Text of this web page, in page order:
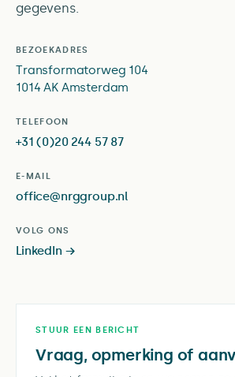
gegevens.
BEZOEKADRES
Transformatorweg 104
1014 AK Amsterdam
TELEFOON
+31 (0)20 244 57 87
E-MAIL
office@nrggroup.nl
VOLG ONS
LinkedIn →
STUUR EEN BERICHT
Vraag, opmerking of